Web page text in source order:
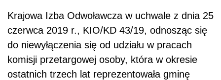
Krajowa Izba Odwoławcza w uchwale z dnia 25
czerwca 2019 r., KIO/KD 43/19, odnosząc się
do niewyłączenia się od udziału w pracach
komisji przetargowej osoby, która w okresie
ostatnich trzech lat reprezentowała gminę